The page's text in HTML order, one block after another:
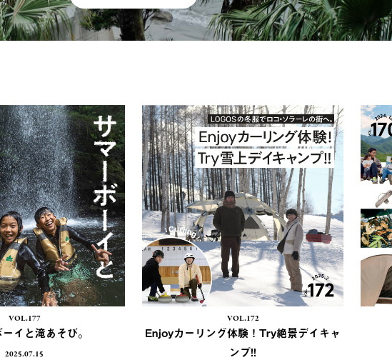
VOL.177
イと滝あそび。
2025.07.15
VOL.172
Enjoyカーリング体験！Try絶景デイキャ
ンプ!!